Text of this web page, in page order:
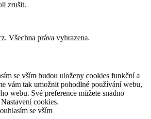
zrušit.
Všechna práva vyhrazena.
se vším budou uloženy cookies funkční a
vám tak umožnit pohodlné používání webu,
webu. Své preference můžete snadno
cookies.
se vším